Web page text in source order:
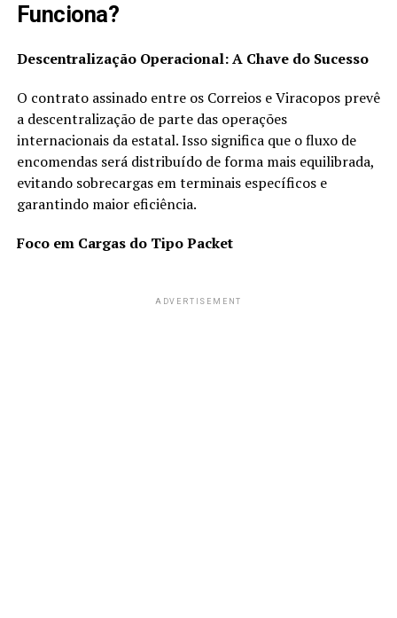
Funciona?
Descentralização Operacional: A Chave do Sucesso
O contrato assinado entre os Correios e Viracopos prevê
a descentralização de parte das operações
internacionais da estatal. Isso significa que o fluxo de
encomendas será distribuído de forma mais equilibrada,
evitando sobrecargas em terminais específicos e
garantindo maior eficiência.
Foco em Cargas do Tipo Packet
ADVERTISEMENT